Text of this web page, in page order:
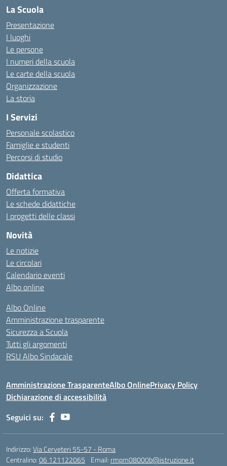
La Scuola
Presentazione
I luoghi
Le persone
I numeri della scuola
Le carte della scuola
Organizzazione
La storia
I Servizi
Personale scolastico
Famiglie e studenti
Percorsi di studio
Didattica
Offerta formativa
Le schede didattiche
I progetti delle classi
Novità
Le notizie
Le circolari
Calendario eventi
Albo online
Albo Online
Amministrazione trasparente
Sicurezza a Scuola
Tutti gli argomenti
RSU Albo Sindacale
Amministrazione TrasparenteAlbo OnlinePrivacy Policy
Dichiarazione di accessibilità
Seguici su:
Indirizzo:Via Cerveteri 55-57 - Roma
Centralino:06 121122065 Email: rmpm08000b@istruzione.it